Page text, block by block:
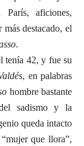
aficiones,
destacado, el
.
tenía 42, y fue su
, en palabras
hombre bastante
sadismo y la
queda intacto
que llora”,